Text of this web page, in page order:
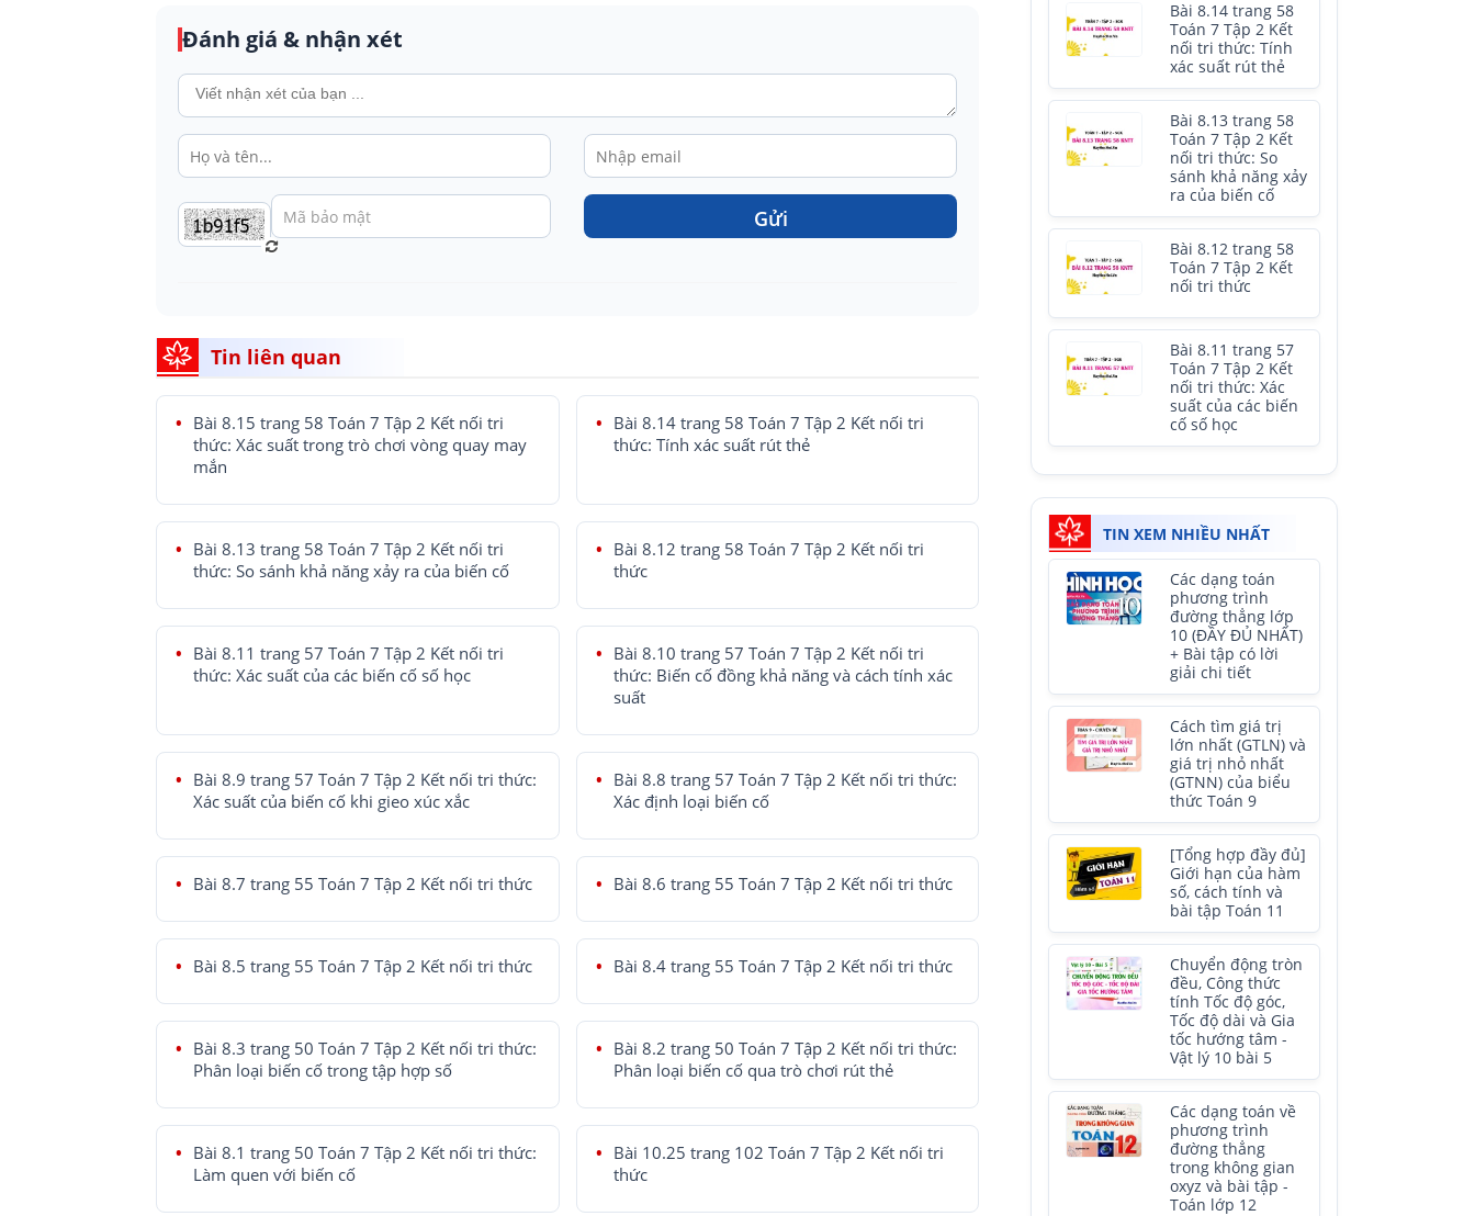
Đánh giá & nhận xét
Gửi
Tin liên quan
Bài 8.15 trang 58 Toán 7 Tập 2 Kết nối tri
thức: Xác suất trong trò chơi vòng quay may
mắn
Bài 8.14 trang 58 Toán 7 Tập 2 Kết nối tri
thức: Tính xác suất rút thẻ
Bài 8.13 trang 58 Toán 7 Tập 2 Kết nối tri
thức: So sánh khả năng xảy ra của biến cố
Bài 8.12 trang 58 Toán 7 Tập 2 Kết nối tri
thức
Bài 8.11 trang 57 Toán 7 Tập 2 Kết nối tri
thức: Xác suất của các biến cố số học
Bài 8.10 trang 57 Toán 7 Tập 2 Kết nối tri
thức: Biến cố đồng khả năng và cách tính xác
suất
Bài 8.9 trang 57 Toán 7 Tập 2 Kết nối tri thức:
Xác suất của biến cố khi gieo xúc xắc
Bài 8.8 trang 57 Toán 7 Tập 2 Kết nối tri thức:
Xác định loại biến cố
Bài 8.7 trang 55 Toán 7 Tập 2 Kết nối tri thức Bài 8.6 trang 55 Toán 7 Tập 2 Kết nối tri thức
Bài 8.5 trang 55 Toán 7 Tập 2 Kết nối tri thức Bài 8.4 trang 55 Toán 7 Tập 2 Kết nối tri thức
Bài 8.3 trang 50 Toán 7 Tập 2 Kết nối tri thức:
Phân loại biến cố trong tập hợp số
Bài 8.2 trang 50 Toán 7 Tập 2 Kết nối tri thức:
Phân loại biến cố qua trò chơi rút thẻ
Bài 8.1 trang 50 Toán 7 Tập 2 Kết nối tri thức:
Làm quen với biến cố
Bài 10.25 trang 102 Toán 7 Tập 2 Kết nối tri
thức
Bài 8.14 trang 58
Toán 7 Tập 2 Kết
nối tri thức: Tính
xác suất rút thẻ
Bài 8.13 trang 58
Toán 7 Tập 2 Kết
nối tri thức: So
sánh khả năng xảy
ra của biến cố
Bài 8.12 trang 58
Toán 7 Tập 2 Kết
nối tri thức
Bài 8.11 trang 57
Toán 7 Tập 2 Kết
nối tri thức: Xác
suất của các biến
cố số học
TIN XEM NHIỀU NHẤT
Các dạng toán
phương trình
đường thẳng lớp
10 (ĐẦY ĐỦ NHẤT)
+ Bài tập có lời
giải chi tiết
Cách tìm giá trị
lớn nhất (GTLN) và
giá trị nhỏ nhất
(GTNN) của biểu
thức Toán 9
[Tổng hợp đầy đủ]
Giới hạn của hàm
số, cách tính và
bài tập Toán 11
Chuyển động tròn
đều, Công thức
tính Tốc độ góc,
Tốc độ dài và Gia
tốc hướng tâm -
Vật lý 10 bài 5
Các dạng toán về
phương trình
đường thẳng
trong không gian
oxyz và bài tập -
Toán lớp 12